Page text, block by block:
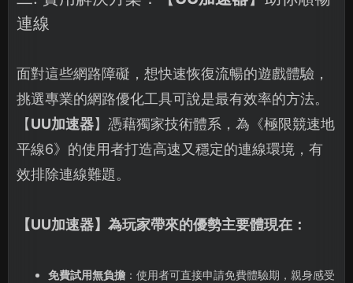
連線
面對這些網路障礙，想快速恢復流暢的遊戲體驗，
挑選專業的網路優化工具可說是最有效率的方法。
【UU加速器】憑藉獨家技術體系，為《極限競速地
平線6》的使用者打造高速又穩定的連線環境，有
效排除連線難題。
【UU加速器】為玩家帶來的優勢主要體現在：
免費試用無負擔：使用者可直接申請免費體驗期，親身感受